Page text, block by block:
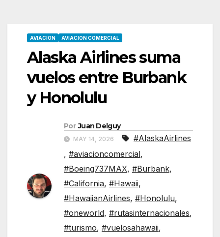
AVIACION AVIACION COMERCIAL
Alaska Airlines suma
vuelos entre Burbank
y Honolulu
Por Juan Delguy
MAY 14, 2026
#AlaskaAirlines
, #aviacioncomercial,
#Boeing737MAX, #Burbank,
#California, #Hawaii,
#HawaiianAirlines, #Honolulu,
#oneworld, #rutasinternacionales,
#turismo, #vuelosahawaii,